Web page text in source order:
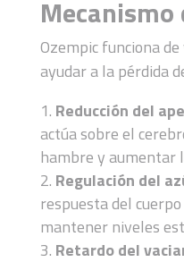
Mecanismo
Ozempic funciona
ayudar a la pérdida
Reducción del
actúa sobre el
hambre y aumentar
Regulación del
respuesta del
mantener niveles
Retardo del